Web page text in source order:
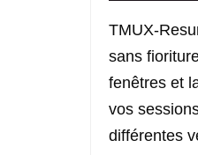
TMUX-
sans
fenêtres et
vos
différentes